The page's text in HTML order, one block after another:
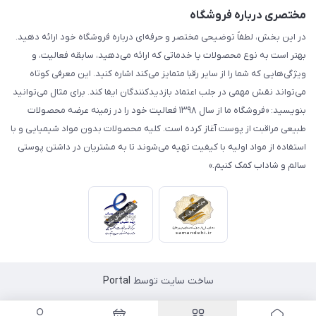
مختصری درباره فروشگاه
در این بخش، لطفاً توضیحی مختصر و حرفه‌ای درباره فروشگاه خود ارائه دهید.
بهتر است به نوع محصولات یا خدماتی که ارائه می‌دهید، سابقه فعالیت، و
ویژگی‌هایی که شما را از سایر رقبا متمایز می‌کند اشاره کنید. این معرفی کوتاه
می‌تواند نقش مهمی در جلب اعتماد بازدیدکنندگان ایفا کند. برای مثال می‌توانید
بنویسید: «فروشگاه ما از سال ۱۳۹۸ فعالیت خود را در زمینه عرضه محصولات
طبیعی مراقبت از پوست آغاز کرده است. کلیه محصولات بدون مواد شیمیایی و با
استفاده از مواد اولیه با کیفیت تهیه می‌شوند تا به مشتریان در داشتن پوستی
سالم و شاداب کمک کنیم.»
ساخت سایت توسط Portal